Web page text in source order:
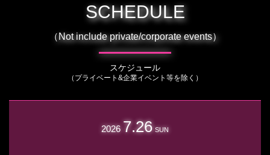
SCHEDULE
（Not include private/corporate events）
スケジュール
（プライベート&企業イベント等を除く）
2026 7.26 SUN